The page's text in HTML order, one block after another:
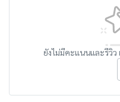
ยังไม่มีคะแนนและรีวิ